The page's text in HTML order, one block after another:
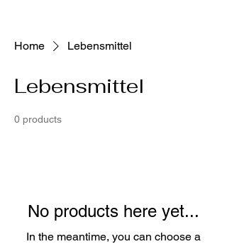
Home Lebensmittel
Lebensmittel
0 products
No products here yet...
In the meantime, you can choose a